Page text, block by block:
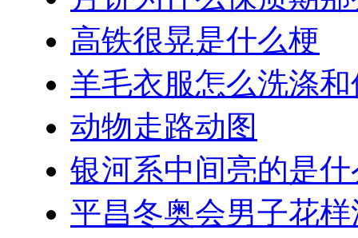
高铁很晃是什么梗
羊毛衣服怎么洗涤
动物走路动图
银河系中间亮的是什
平昌冬奥会男子花